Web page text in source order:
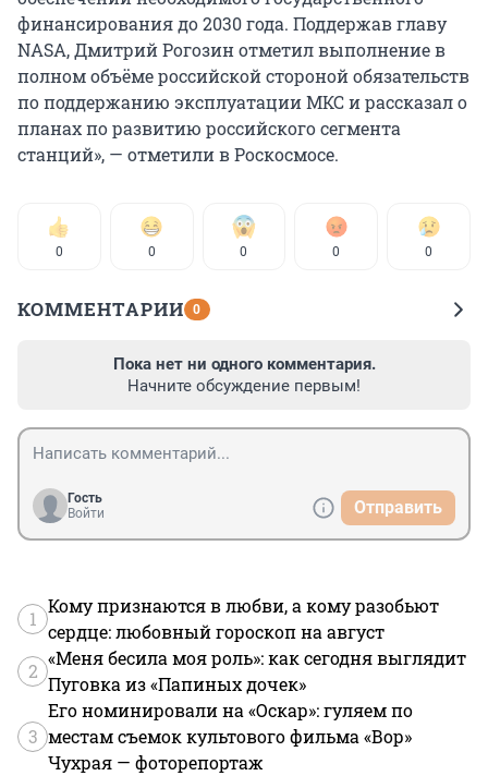
финансирования до 2030 года. Поддержав главу
NASA, Дмитрий Рогозин отметил выполнение в
полном объёме российской стороной обязательств
по поддержанию эксплуатации МКС и рассказал о
планах по развитию российского сегмента
станций», — отметили в Роскосмосе.
0 0 0 0 0
КОММЕНТАРИИ 0
Пока нет ни одного комментария.
Начните обсуждение первым!
Гость
Войти
Отправить
1
Кому признаются в любви, а кому разобьют
сердце: любовный гороскоп на август
2
«Меня бесила моя роль»: как сегодня выглядит
Пуговка из «Папиных дочек»
3
Его номинировали на «Оскар»: гуляем по
местам съемок культового фильма «Вор»
Чухрая — фоторепортаж